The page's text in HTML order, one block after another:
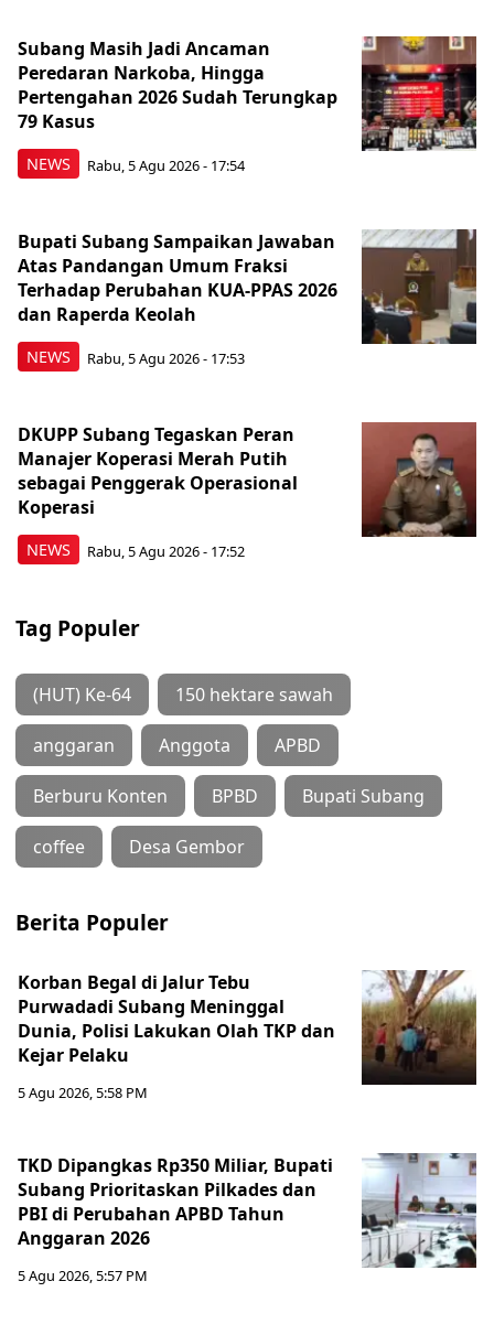
NEWS
Subang Masih Jadi Ancaman
Peredaran Narkoba, Hingga
Pertengahan 2026 Sudah Terungkap
79 Kasus
Rabu, 5 Agu 2026 - 17:54
NEWS
Bupati Subang Sampaikan Jawaban
Atas Pandangan Umum Fraksi
Terhadap Perubahan KUA-PPAS 2026
dan Raperda Keolah
Rabu, 5 Agu 2026 - 17:53
NEWS
DKUPP Subang Tegaskan Peran
Manajer Koperasi Merah Putih
sebagai Penggerak Operasional
Koperasi
Rabu, 5 Agu 2026 - 17:52
Tag Populer
(HUT) Ke-64 150 hektare sawah
anggaran Anggota APBD
Berburu Konten BPBD Bupati Subang
coffee Desa Gembor
Berita Populer
Korban Begal di Jalur Tebu
Purwadadi Subang Meninggal
Dunia, Polisi Lakukan Olah TKP dan
Kejar Pelaku
5 Agu 2026, 5:58 PM
TKD Dipangkas Rp350 Miliar, Bupati
Subang Prioritaskan Pilkades dan
PBI di Perubahan APBD Tahun
Anggaran 2026
5 Agu 2026, 5:57 PM